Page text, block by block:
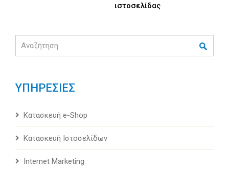
ιστοσελίδας
ΥΠΗΡΕΣΙΕΣ
Κατασκευή e-Shop
Κατασκευή Ιστοσελίδων
Internet Marketing